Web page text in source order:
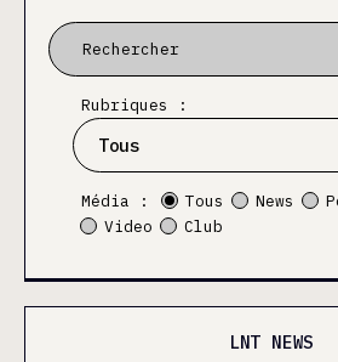
Rubriques :
Média : Tous News
Video
Club
LNT NEWS